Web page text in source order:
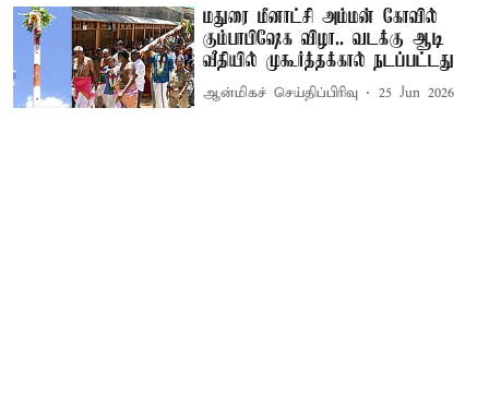
மதுரை மீனாட்சி அம்மன் கோவில்
கும்பாபிஷேக விழா.. வடக்கு ஆடி
வீதியில் முகூர்த்தக்கால் நடப்பட்டது
ஆன்மிகச் செய்திப்பிரிவு 25 Jun 2026